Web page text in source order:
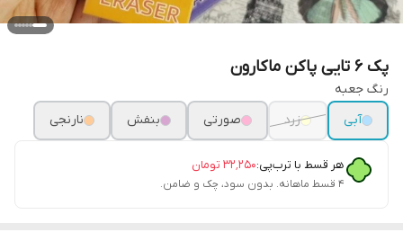
پک ۶ تایی پاکن ماکارون
رنگ جعبه
آبی
زرد صورتی بنفش نارنجی
هر قسط با ترب‌پی:۳۲٬۲۵۰ تومان
۴ قسط ماهانه. بدون سود، چک و ضامن.